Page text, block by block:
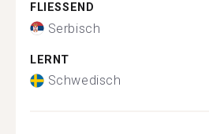
FLIESSEND
Serbisch
LERNT
Schwedisch